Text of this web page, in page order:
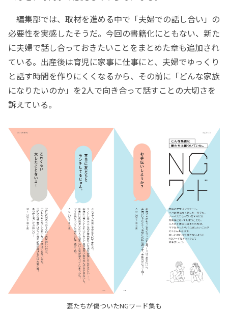
編集部では、取材を進める中で「夫婦での話し合い」の
必要性を実感したそうだ。今回の書籍化にともない、新た
に夫婦で話し合っておきたいことをまとめた章も追加され
ている。出産後は育児に家事に仕事にと、夫婦でゆっくり
と話す時間を作りにくくなるから、その前に「どんな家族
になりたいのか」を2人で向き合って話すことの大切さを
訴えている。
妻たちが傷ついたNGワード集も